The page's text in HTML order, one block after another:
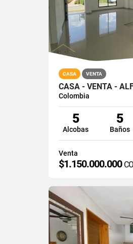
CASA VENTA
Colombia
5
Alcobas
5
Baños
Venta
$1.150.000.000